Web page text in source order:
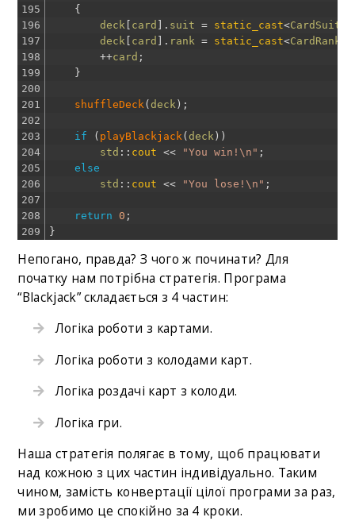
195
196
197
198
199
200
201
202
203
204
205
206
207
208
209
{
deck
card . suit = static_cast<CardSuit
deck
card . rank = static_cast<CardRank
++card ;
}
shuffleDeck (deck ) ;
if ( playBlackjack (deck ) )
std :: cout << "You win!\n" ;
else
std :: cout << "You lose!\n" ;
return 0 ;
}
Непогано, правда? З чого ж починати? Для
початку нам потрібна стратегія. Програма
“Blackjack” складається з 4 частин:
Логіка роботи з картами.
Логіка роботи з колодами карт.
Логіка роздачі карт з колоди.
Логіка гри.
Наша стратегія полягає в тому, щоб працювати
над кожною з цих частин індивідуально. Таким
чином, замість конвертації цілої програми за раз,
ми зробимо це спокійно за 4 кроки.